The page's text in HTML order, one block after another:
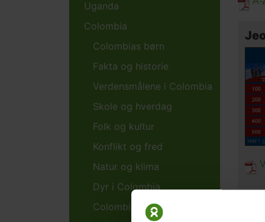
Uganda
Colombia
Colombias børn
Fakta og historie
Verdensmålene i Colombia
Skole og hverdag
Folk og kultur
Konflikt og fred
Natur og klima
Dyr i Colombia
Colombia med alle sanser